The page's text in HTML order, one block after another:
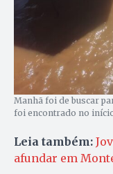
Manhã foi de buscar
foi encontrado no
Leia também:
afundar em